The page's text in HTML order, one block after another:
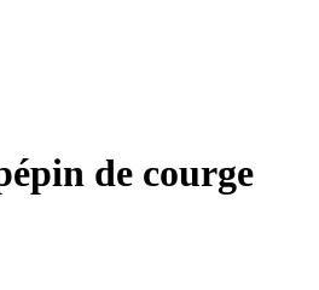
de courge